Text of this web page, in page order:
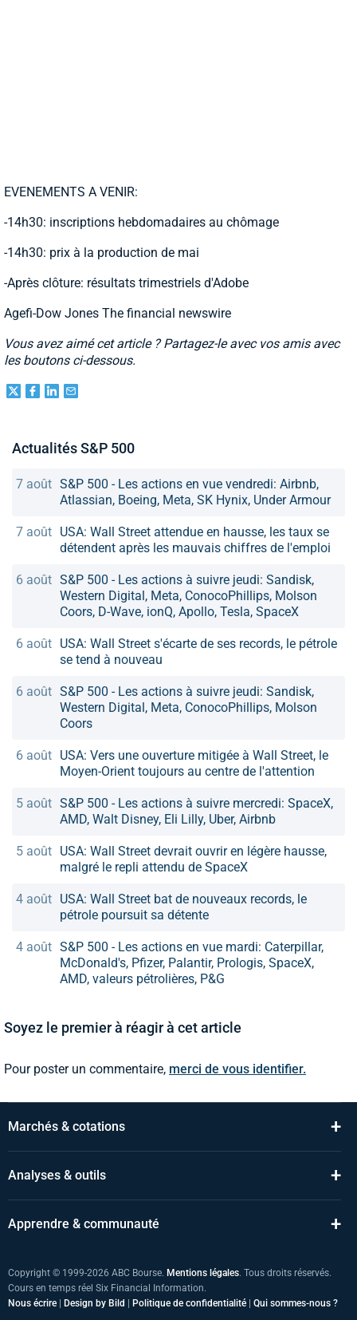
EVENEMENTS A VENIR:
-14h30: inscriptions hebdomadaires au chômage
-14h30: prix à la production de mai
-Après clôture: résultats trimestriels d'Adobe
Agefi-Dow Jones The financial newswire
Vous avez aimé cet article ? Partagez-le avec vos amis avec
les boutons ci-dessous.
Actualités S&P 500
7 août S&P 500 - Les actions en vue vendredi: Airbnb,
Atlassian, Boeing, Meta, SK Hynix, Under Armour
7 août USA: Wall Street attendue en hausse, les taux se
détendent après les mauvais chiffres de l'emploi
6 août S&P 500 - Les actions à suivre jeudi: Sandisk,
Western Digital, Meta, ConocoPhillips, Molson
Coors, D-Wave, ionQ, Apollo, Tesla, SpaceX
6 août USA: Wall Street s'écarte de ses records, le pétrole
se tend à nouveau
6 août S&P 500 - Les actions à suivre jeudi: Sandisk,
Western Digital, Meta, ConocoPhillips, Molson
Coors
6 août USA: Vers une ouverture mitigée à Wall Street, le
Moyen-Orient toujours au centre de l'attention
5 août S&P 500 - Les actions à suivre mercredi: SpaceX,
AMD, Walt Disney, Eli Lilly, Uber, Airbnb
5 août USA: Wall Street devrait ouvrir en légère hausse,
malgré le repli attendu de SpaceX
4 août USA: Wall Street bat de nouveaux records, le
pétrole poursuit sa détente
4 août S&P 500 - Les actions en vue mardi: Caterpillar,
McDonald's, Pfizer, Palantir, Prologis, SpaceX,
AMD, valeurs pétrolières, P&G
Soyez le premier à réagir à cet article
Pour poster un commentaire, merci de vous identifier.
Marchés & cotations +
Analyses & outils +
Apprendre & communauté +
Copyright © 1999-2026 ABC Bourse. Mentions légales. Tous droits réservés.
Cours en temps réel Six Financial Information.
Nous écrire | Design by Bild | Politique de confidentialité | Qui sommes-nous ?